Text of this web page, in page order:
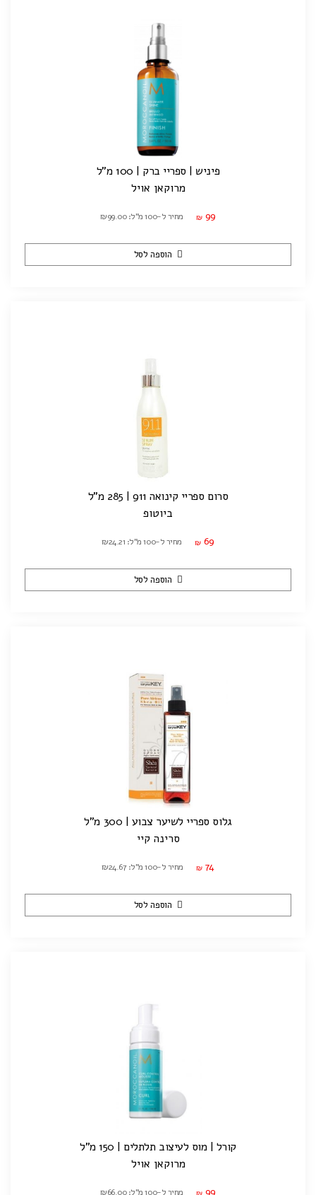
פיניש | ספריי ברק | 100 מ"ל
מרוקאן אויל
₪ 99 מחיר ל-100 מ"ל: ₪99.00
הוספה לסל
סרום ספריי קינואה 911 | 285 מ"ל
ביוטופ
₪ 69 מחיר ל-100 מ"ל: ₪24.21
הוספה לסל
גלוס ספריי לשיער צבוע | 300 מ"ל
סרינה קיי
₪ 74 מחיר ל-100 מ"ל: ₪24.67
הוספה לסל
קורל | מוס לעיצוב תלתלים | 150 מ"ל
מרוקאן אויל
99 מחיר ל-100 מ"ל: ₪66.00